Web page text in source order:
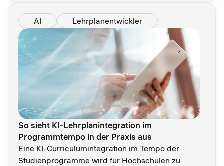
AI Lehrplanentwickler
So sieht KI-Lehrplanintegration im
Programmtempo in der Praxis aus
Eine KI-Curriculumintegration im Tempo der
Studienprogramme wird für Hochschulen zu